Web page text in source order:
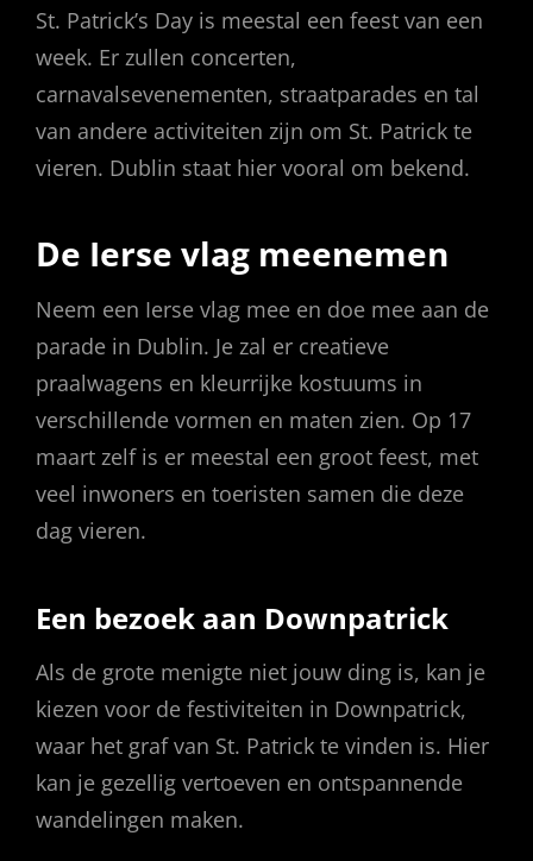
St. Patrick’s Day is meestal een feest van een
week. Er zullen concerten,
carnavalsevenementen, straatparades en tal
van andere activiteiten zijn om St. Patrick te
vieren. Dublin staat hier vooral om bekend.
De Ierse vlag meenemen
Neem een ​​Ierse vlag mee en doe mee aan de
parade in Dublin. Je zal er creatieve
praalwagens en kleurrijke kostuums in
verschillende vormen en maten zien. Op 17
maart zelf is er meestal een groot feest, met
veel inwoners en toeristen samen die deze
dag vieren.
Een bezoek aan Downpatrick
Als de grote menigte niet jouw ding is, kan je
kiezen voor de festiviteiten in Downpatrick,
waar het graf van St. Patrick te vinden is. Hier
kan je gezellig vertoeven en ontspannende
wandelingen maken.